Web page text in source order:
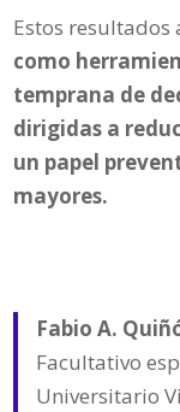
Estos resultados
como
temprana de
dirigidas a
un papel
mayores.
Fabio A.
Facultativo
Universitario